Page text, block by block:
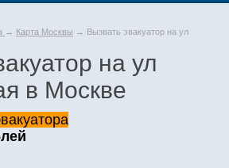
→ Карта Москвы → Вызвать эвакуатор на ул
на ул
в Москве